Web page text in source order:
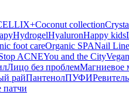
Coconut collection
HydrogelHyaluronHappy kids
foot careOrganic SPANail Line
ACNEYou and the City
Лицо без проблемМагниевое
райПантенолПУФИРевитель
патчи